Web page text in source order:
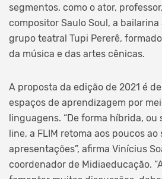
segmentos, como o ator,
compositor Saulo Soul, a
grupo teatral Tupi Pererê,
da música e das artes cênicas.
A proposta da edição de 2021 é
espaços de aprendizagem por
linguagens. “De forma híbrida,
line, a FLIM retoma aos poucos
apresentações”, afirma Vinícius
coordenador de Midiaeducação.